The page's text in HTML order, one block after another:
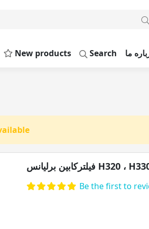
New products Search ما
Be the first to